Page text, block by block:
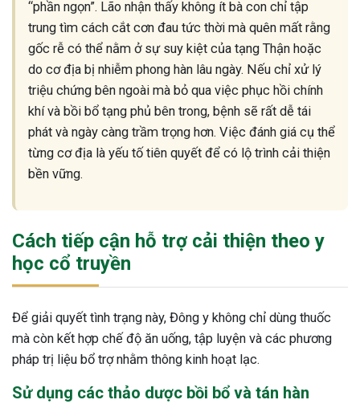
“phần ngọn”. Lão nhận thấy không ít bà con chỉ tập
trung tìm cách cắt cơn đau tức thời mà quên mất rằng
gốc rễ có thể nằm ở sự suy kiệt của tạng Thận hoặc
do cơ địa bị nhiễm phong hàn lâu ngày. Nếu chỉ xử lý
triệu chứng bên ngoài mà bỏ qua việc phục hồi chính
khí và bồi bổ tạng phủ bên trong, bệnh sẽ rất dễ tái
phát và ngày càng trầm trọng hơn. Việc đánh giá cụ thể
từng cơ địa là yếu tố tiên quyết để có lộ trình cải thiện
bền vững.
Cách tiếp cận hỗ trợ cải thiện theo y
học cổ truyền
Để giải quyết tình trạng này, Đông y không chỉ dùng thuốc
mà còn kết hợp chế độ ăn uống, tập luyện và các phương
pháp trị liệu bổ trợ nhằm thông kinh hoạt lạc.
Sử dụng các thảo dược bồi bổ và tán hàn